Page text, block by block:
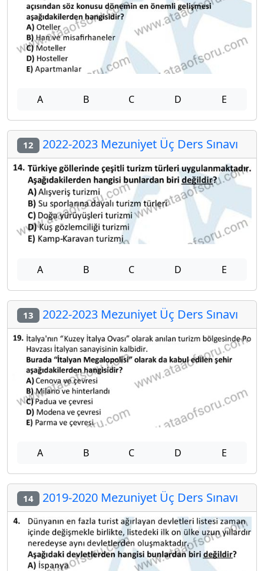
A B C D E
12 2022-2023 Mezuniyet Üç Ders Sınavı
A B C D E
13 2022-2023 Mezuniyet Üç Ders Sınavı
A B C D E
14 2019-2020 Mezuniyet Üç Ders Sınavı